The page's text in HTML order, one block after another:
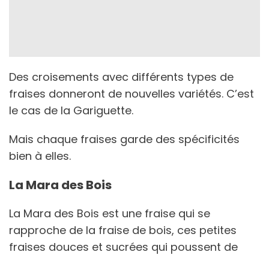
Des croisements avec différents types de
fraises donneront de nouvelles variétés. C’est
le cas de la Gariguette.
Mais chaque fraises garde des spécificités
bien à elles.
La Mara des Bois
La Mara des Bois est une fraise qui se
rapproche de la fraise de bois, ces petites
fraises douces et sucrées qui poussent de